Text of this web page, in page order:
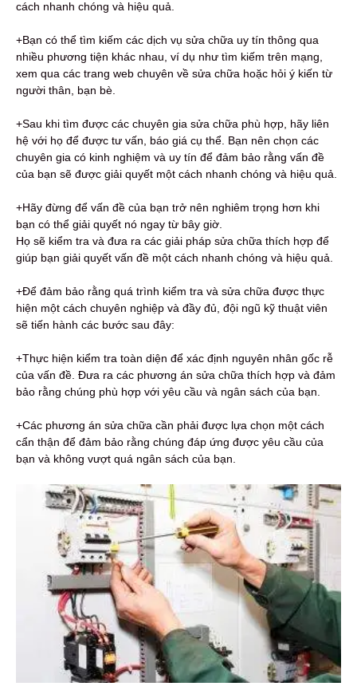
cách nhanh chóng và hiệu quả.
+Bạn có thể tìm kiếm các dịch vụ sửa chữa uy tín thông qua
nhiều phương tiện khác nhau, ví dụ như tìm kiếm trên mạng,
xem qua các trang web chuyên về sửa chữa hoặc hỏi ý kiến từ
người thân, bạn bè.
+Sau khi tìm được các chuyên gia sửa chữa phù hợp, hãy liên
hệ với họ để được tư vấn, báo giá cụ thể. Bạn nên chọn các
chuyên gia có kinh nghiệm và uy tín để đảm bảo rằng vấn đề
của bạn sẽ được giải quyết một cách nhanh chóng và hiệu quả.
+Hãy đừng để vấn đề của bạn trở nên nghiêm trọng hơn khi
bạn có thể giải quyết nó ngay từ bây giờ.
Họ sẽ kiểm tra và đưa ra các giải pháp sửa chữa thích hợp để
giúp bạn giải quyết vấn đề một cách nhanh chóng và hiệu quả.
+Để đảm bảo rằng quá trình kiểm tra và sửa chữa được thực
hiện một cách chuyên nghiệp và đầy đủ, đội ngũ kỹ thuật viên
sẽ tiến hành các bước sau đây:
+Thực hiện kiểm tra toàn diện để xác định nguyên nhân gốc rễ
của vấn đề. Đưa ra các phương án sửa chữa thích hợp và đảm
bảo rằng chúng phù hợp với yêu cầu và ngân sách của bạn.
+Các phương án sửa chữa cần phải được lựa chọn một cách
cẩn thận để đảm bảo rằng chúng đáp ứng được yêu cầu của
bạn và không vượt quá ngân sách của bạn.